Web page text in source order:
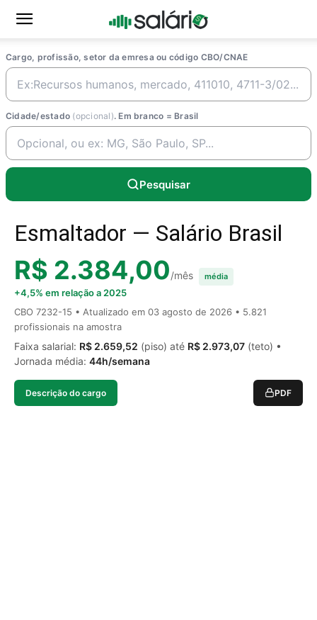
Cargo, profissão, setor da emresa ou código CBO/CNAE
Cidade/estado (opcional). Em branco = Brasil
Pesquisar
Esmaltador — Salário Brasil
R$ 2.384,00/mês média
+4,5% em relação a 2025
CBO 7232-15 • Atualizado em 03 agosto de 2026 • 5.821
profissionais na amostra
Faixa salarial: R$ 2.659,52 (piso) até R$ 2.973,07 (teto) •
Jornada média: 44h/semana
Descrição do cargo PDF